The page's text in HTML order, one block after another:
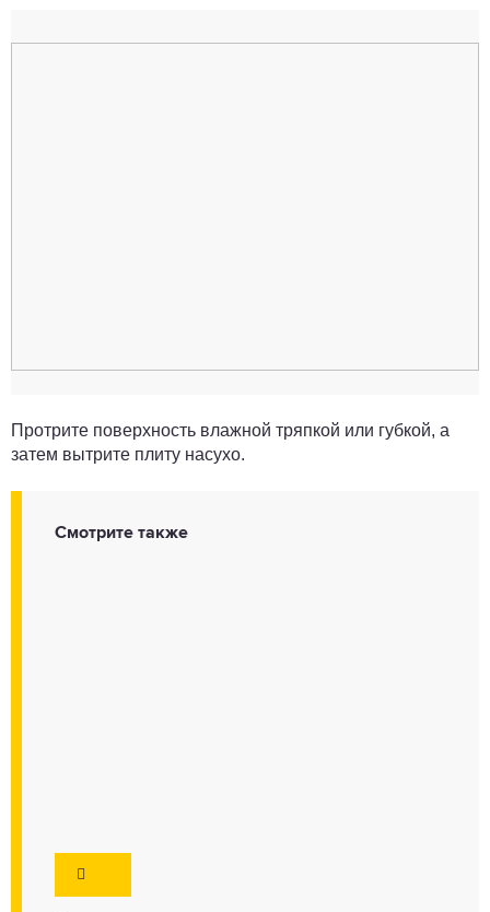
Протрите поверхность влажной тряпкой или губкой, а
затем вытрите плиту насухо.
Смотрите также